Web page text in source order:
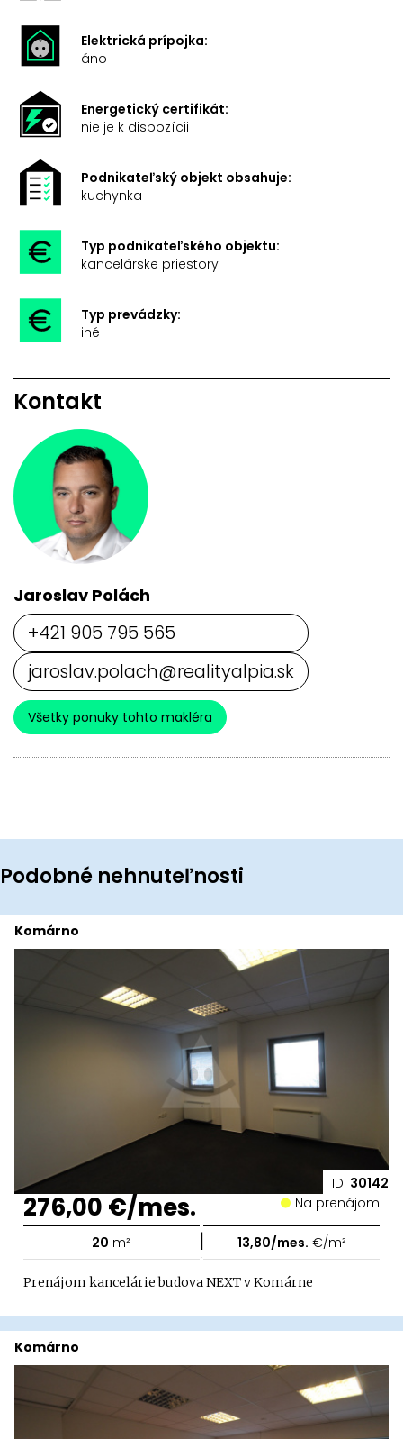
Elektrická prípojka:
áno
Energetický certifikát:
nie je k dispozícii
Podnikateľský objekt obsahuje:
kuchynka
Typ podnikateľského objektu:
kancelárske priestory
Typ prevádzky:
iné
Kontakt
Jaroslav Polách
+421 905 795 565
jaroslav.polach@realityalpia.sk
Všetky ponuky tohto makléra
Podobné nehnuteľnosti
ID: 30142
Komárno
276,00 €/mes. Na prenájom
20 m² | 13,80/mes. €/m²
Prenájom kancelárie budova NEXT v Komárne
Komárno